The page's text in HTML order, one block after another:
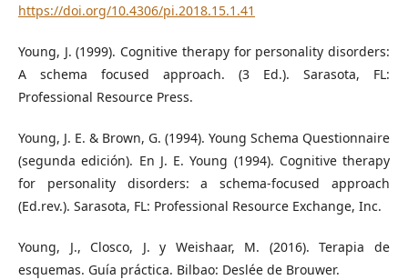
https://doi.org/10.4306/pi.2018.15.1.41
Young, J. (1999). Cognitive therapy for personality disorders:
A schema focused approach. (3 Ed.). Sarasota, FL:
Professional Resource Press.
Young, J. E. & Brown, G. (1994). Young Schema Questionnaire
(segunda edición). En J. E. Young (1994). Cognitive therapy
for personality disorders: a schema-focused approach
(Ed.rev.). Sarasota, FL: Professional Resource Exchange, Inc.
Young, J., Closco, J. y Weishaar, M. (2016). Terapia de
esquemas. Guía práctica. Bilbao: Deslée de Brouwer.